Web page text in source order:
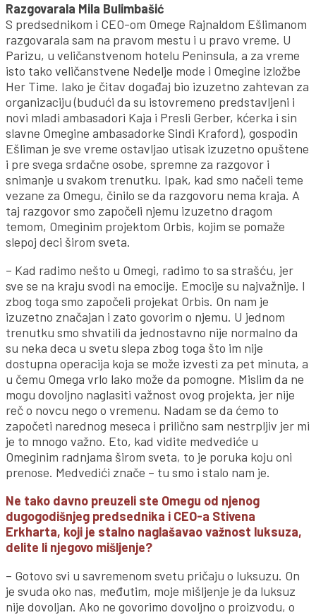
Razgovarala Mila Bulimbašić
S predsednikom i CEO-om Omege Rajnaldom Ešlimanom
razgovarala sam na pravom mestu i u pravo vreme. U
Parizu, u veličanstvenom hotelu Peninsula, a za vreme
isto tako veličanstvene Nedelje mode i Omegine izložbe
Her Time. Iako je čitav događaj bio izuzetno zahtevan za
organizaciju (budući da su istovremeno predstavljeni i
novi mladi ambasadori Kaja i Presli Gerber, kćerka i sin
slavne Omegine ambasadorke Sindi Kraford), gospodin
Ešliman je sve vreme ostavljao utisak izuzetno opuštene
i pre svega srdačne osobe, spremne za razgovor i
snimanje u svakom trenutku. Ipak, kad smo načeli teme
vezane za Omegu, činilo se da razgovoru nema kraja. A
taj razgovor smo započeli njemu izuzetno dragom
temom, Omeginim projektom Orbis, kojim se pomaže
slepoj deci širom sveta.
– Kad radimo nešto u Omegi, radimo to sa strašću, jer
sve se na kraju svodi na emocije. Emocije su najvažnije. I
zbog toga smo započeli projekat Orbis. On nam je
izuzetno značajan i zato govorim o njemu. U jednom
trenutku smo shvatili da jednostavno nije normalno da
su neka deca u svetu slepa zbog toga što im nije
dostupna operacija koja se može izvesti za pet minuta, a
u čemu Omega vrlo lako može da pomogne. Mislim da ne
mogu dovoljno naglasiti važnost ovog projekta, jer nije
reč o novcu nego o vremenu. Nadam se da ćemo to
započeti narednog meseca i prilično sam nestrpljiv jer mi
je to mnogo važno. Eto, kad vidite medvediće u
Omeginim radnjama širom sveta, to je poruka koju oni
prenose. Medvedići znače – tu smo i stalo nam je.
Ne tako davno preuzeli ste Omegu od njenog
dugogodišnjeg predsednika i CEO-a Stivena
Erkharta, koji je stalno naglašavao važnost luksuza,
delite li njegovo mišljenje?
– Gotovo svi u savremenom svetu pričaju o luksuzu. On
je svuda oko nas, međutim, moje mišljenje je da luksuz
nije dovoljan. Ako ne govorimo dovoljno o proizvodu, o